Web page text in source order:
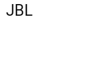
JBL